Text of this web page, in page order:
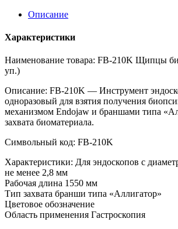
Описание
Характеристики
Наименование товара: FB-210K Щипцы
уп.)
Описание: FB-210K — Инструмент
одноразовый для взятия получения
механизмом Endojaw и браншами типа
захвата биоматериала.
Символьный код: FB-210K
Характеристики: Для эндоскопов с
не менее 2,8 мм
Рабочая длина 1550 мм
Тип захвата бранши типа «Аллигатор»
Цветовое обозначение
Область применения Гастроскопия